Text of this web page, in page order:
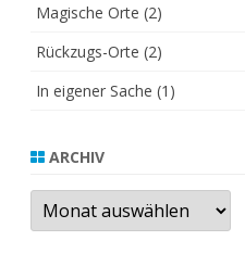
Magische Orte (2)
Rückzugs-Orte (2)
In eigener Sache (1)
ARCHIV
Archiv